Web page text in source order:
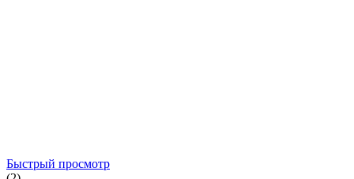
Быстрый просмотр